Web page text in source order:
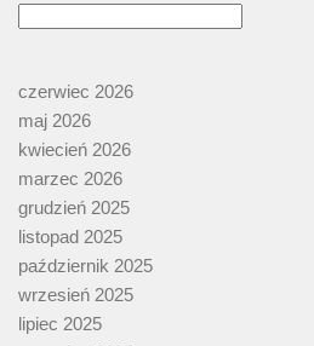
czerwiec 2026
maj 2026
kwiecień 2026
marzec 2026
grudzień 2025
listopad 2025
październik 2025
wrzesień 2025
lipiec 2025